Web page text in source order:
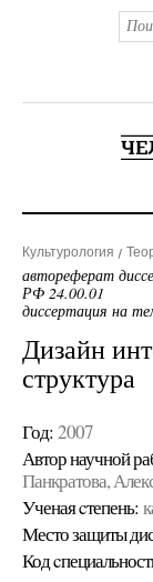
Культурология
автореферат
РФ 24.00.01
диссертация на
Дизайн
структура
Год: 2007
Автор научной
Панкратова,
Ученая cтепень:
Место защиты
Код